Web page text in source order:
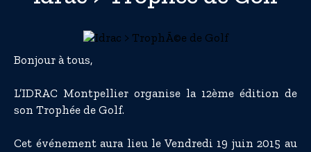
Bonjour à tous,
L’IDRAC Montpellier organise la 12ème édition de
son Trophée de Golf.
Cet événement aura lieu le Vendredi 19 juin 2015 au